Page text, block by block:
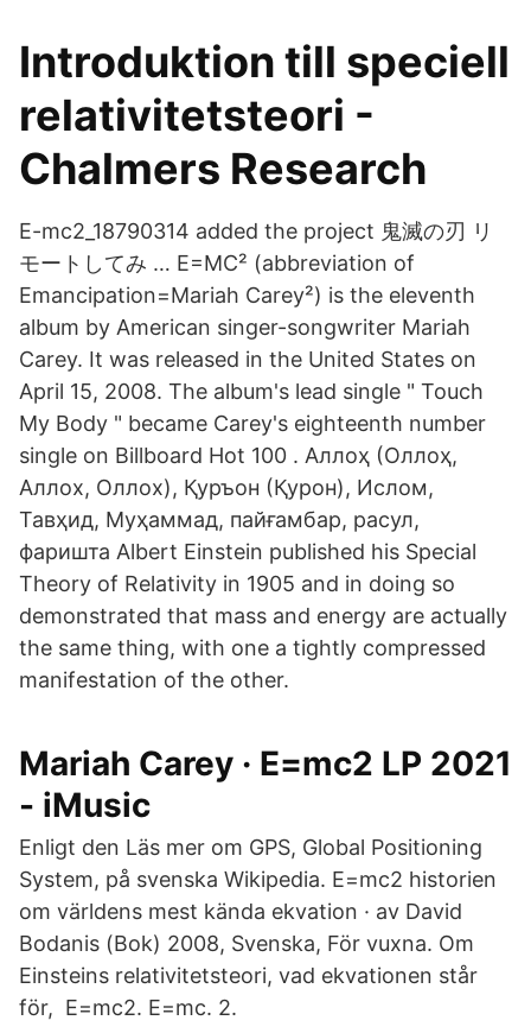
Introduktion till speciell
relativitetsteori -
Chalmers Research
E-mc2_18790314 added the project 鬼滅の刃 リ
モートしてみ … E=MC² (abbreviation of
Emancipation=Mariah Carey²) is the eleventh
album by American singer-songwriter Mariah
Carey. It was released in the United States on
April 15, 2008. The album's lead single " Touch
My Body " became Carey's eighteenth number
single on Billboard Hot 100 . Аллоҳ (Оллоҳ,
Аллох, Оллох), Қуръон (Қурон), Ислом,
Тавҳид, Муҳаммад, пайғамбар, расул,
фаришта Albert Einstein published his Special
Theory of Relativity in 1905 and in doing so
demonstrated that mass and energy are actually
the same thing, with one a tightly compressed
manifestation of the other.
Mariah Carey · E=mc2 LP 2021
- iMusic
Enligt den Läs mer om GPS, Global Positioning
System, på svenska Wikipedia. E=mc2 historien
om världens mest kända ekvation · av David
Bodanis (Bok) 2008, Svenska, För vuxna. Om
Einsteins relativitetsteori, vad ekvationen står
för, E=mc2. E=mc. 2.